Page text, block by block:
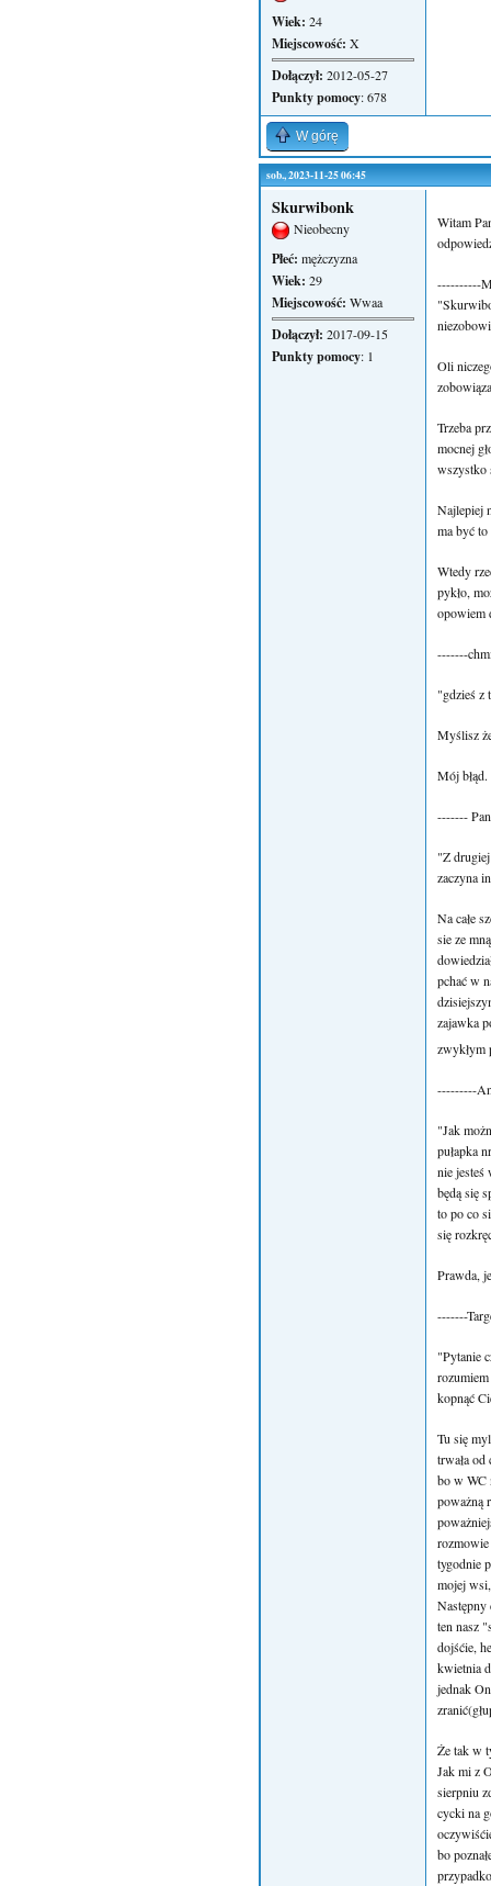
Wiek: 24
Miejscowość: X
Dołączył: 2012-05-27
Punkty pomocy: 678
W górę
sob., 2023-11-25 06:45
Skurwibonk
Nieobecny
Płeć: mężczyzna
Wiek: 29
Miejscowość: Wwaa
Dołączył: 2017-09-15
Punkty pomocy: 1
Witam
----------
Oli
Trzeba
mocnej
wszystko
Najlepiej
ma być
Wtedy
pykło,
opowiem
-------
"gdzieś z
Myślisz
Mój
-------
"Z
zaczyna
Na całe
sie ze
pchać w
zajawka
zwykłym
---------
"Jak
pułapka
nie jesteś
będą się
to po co
się
Prawda,
-------
"Pytanie
kopnąć
Tu się
trwała
bo w WC
poważną
tygodnie
mojej
Następny
ten nasz
dojśćie,
kwietnia
jednak
Że tak w
Jak mi z
sierpniu
cycki na
bo